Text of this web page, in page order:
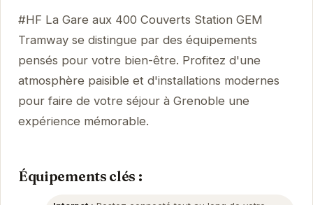
#HF La Gare aux 400 Couverts Station GEM
Tramway se distingue par des équipements
pensés pour votre bien-être. Profitez d'une
atmosphère paisible et d'installations modernes
pour faire de votre séjour à Grenoble une
expérience mémorable.
Équipements clés :